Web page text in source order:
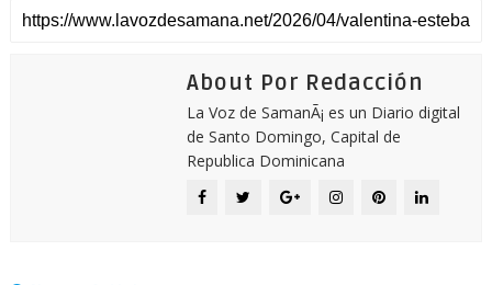
About Por Redacción
La Voz de SamanÃ¡ es un Diario digital
de Santo Domingo, Capital de
Republica Dominicana